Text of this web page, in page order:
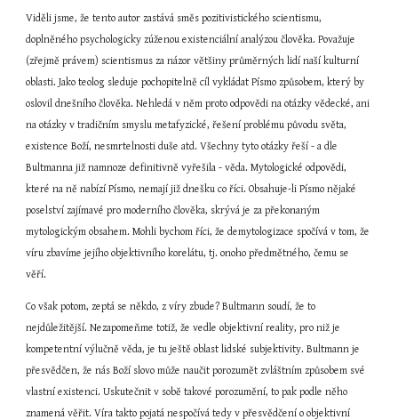
Viděli jsme, že tento autor zastává směs pozitivistického scientismu,
doplněného psychologicky zúženou existenciální analýzou člověka. Považuje
(zřejmě právem) scientismus za názor většiny průměrných lidí naší kulturní
oblasti. Jako teolog sleduje pochopitelně cíl vykládat Písmo způsobem, který by
oslovil dnešního člověka. Nehledá v něm proto odpovědi na otázky vědecké, ani
na otázky v tradičním smyslu metafyzické, řešení problému původu světa,
existence Boží, nesmrtelnosti duše atd. Všechny tyto otázky řeší - a dle
Bultmanna již namnoze definitivně vyřešila - věda. Mytologické odpovědi,
které na ně nabízí Písmo, nemají již dnešku co říci. Obsahuje-li Písmo nějaké
poselství zajímavé pro moderního člověka, skrývá je za překonaným
mytologickým obsahem. Mohli bychom říci, že demytologizace spočívá v tom, že
víru zbavíme jejího objektivního korelátu, tj. onoho předmětného, čemu se
věří.
Co však potom, zeptá se někdo, z víry zbude? Bultmann soudí, že to
nejdůležitější. Nezapomeňme totiž, že vedle objektivní reality, pro niž je
kompetentní výlučně věda, je tu ještě oblast lidské subjektivity. Bultmann je
přesvědčen, že nás Boží slovo může naučit porozumět zvláštním způsobem své
vlastní existenci. Uskutečnit v sobě takové porozumění, to pak podle něho
znamená věřit. Víra takto pojatá nespočívá tedy v přesvědčení o objektivní